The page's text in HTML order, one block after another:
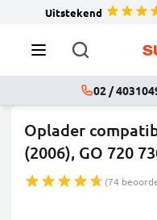
Uitstekend
02 /
Oplader
(2006), GO 720
(74